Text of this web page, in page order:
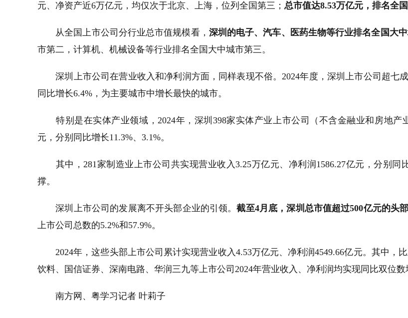
元、净资产近6万亿元，均仅次于北京、上海，位列全国第三； 总市值达8.53万亿元，排名全
从全国上市公司分行业总市值规模看， 深圳的电子、汽车、医药生物等行业排名全国大
市第二，计算机、机械设备等行业排名全国大中城市第三。
深圳上市公司在营业收入和净利润方面，同样表现不俗。2024年度，深圳上市公司超七
同比增长6.4%，为主要城市中增长最快的城市。
特别是在实体产业领域，2024年，深圳398家实体产业上市公司（不含金融业和房地产
元，分别同比增长11.3%、3.1%。
其中，281家制造业上市公司共实现营业收入3.25万亿元、净利润1586.27亿元，分别同
撑。
深圳上市公司的发展离不开头部企业的引领。截至4月底，深圳总市值超过500亿元的头
上市公司总数的5.2%和57.9%。
2024年，这些头部上市公司累计实现营业收入4.53万亿元、净利润4549.66亿元。其中，
饮料、国信证券、深南电路、华润三九等上市公司2024年营业收入、净利润均实现同比双位数
南方网、粤学习记者 叶莉子